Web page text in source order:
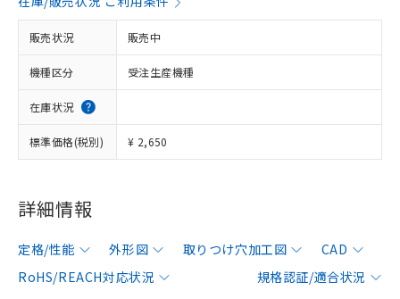
販売状況 販売中
機種区分 受注生産機種
在庫状況
標準価格(税別) ¥ 2,650
詳細情報
定格/性能 外形図 取りつけ穴加工図
CAD
RoHS/REACH対応状況
規格認証/適合状況